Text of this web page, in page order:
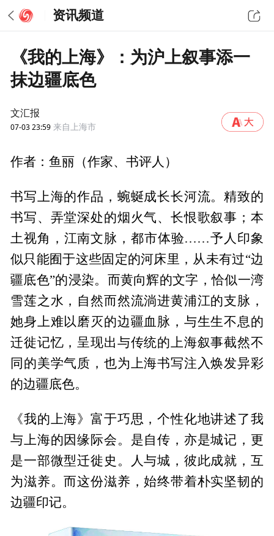
资讯频道
《我的上海》：为沪上叙事添一
抹边疆底色
文汇报
07-03 23:59 来自上海市
作者：鱼丽（作家、书评人）
书写上海的作品，蜿蜒成长长河流。精致的
书写、弄堂深处的烟火气、长恨歌叙事；本
土视角，江南文脉，都市体验……予人印象
似只能囿于这些固定的河床里，从未有过“边
疆底色”的浸染。而黄向辉的文字，恰似一湾
雪莲之水，自然而然流淌进黄浦江的支脉，
她身上难以磨灭的边疆血脉，与生生不息的
迁徙记忆，呈现出与传统的上海叙事截然不
同的美学气质，也为上海书写注入焕发异彩
的边疆底色。
《我的上海》富于巧思，个性化地讲述了我
与上海的因缘际会。是自传，亦是城记，更
是一部微型迁徙史。人与城，彼此成就，互
为滋养。而这份滋养，始终带着朴实坚韧的
边疆印记。